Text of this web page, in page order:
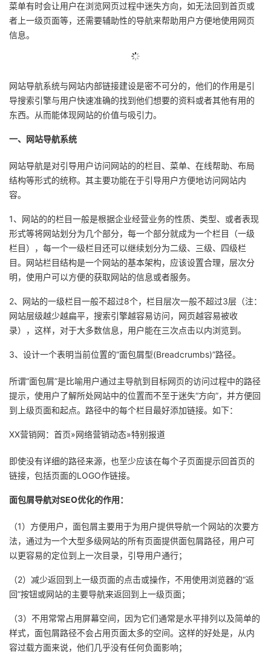
我
客
论
坛
的
圈
子
我
的
直
我
的
动
我
关
注
者
我
的
课
我
的
证
我
实
验
的
收
藏
支
的
技
术
持
我
的
云
建
议
菜单有时会让用户在浏览网页过程中迷失方向，如无法回到首页或
者上一级页面等，还需要辅助性的导航来帮助用户方便地使用网页
信息。
网站导航系统与网站内部链接建设是密不可分的，他们的作用是引
导搜索引擎与用户快速准确的找到他们想要的资料或者其他有用的
东西。从而能体现网站的价值与吸引力。
一、网站导航系统
网站导航是对引导用户访问网站的的栏目、菜单、在线帮助、布局
结构等形式的统称。其主要功能在于引导用户方便地访问网站内
容。
1、网站的的栏目一般是根据企业经营业务的性质、类型、或者表现
形式等将网站划分为几个部分，每一个部分就成为一个栏目（一级
栏目），每一个一级栏目还可以继续划分为二级、三级、四级栏
目。网站栏目结构是一个网站的基本架构，应该设置合理，层次分
明，使用户可以方便的获取网站的信息或者服务。
2、网站的一级栏目一般不超过8个，栏目层次一般不超过3层（注：
网站层级越少越扁平，搜索引擎越容易访问，网页越容易被收
录），这样，对于大多数信息，用户能在三次点击以内浏览到。
3、设计一个表明当前位置的“面包屑型(Breadcrumbs)”路径。
所谓“面包屑”是比喻用户通过主导航到目标网页的访问过程中的路径
提示，使用户了解所处网站中的位置而不至于迷失“方向”，并方便回
到上级页面和起点。路径中的每个栏目最好添加链接。如下：
XX营销网：首页»网络营销动态»特别报道
即使没有详细的路径来源，也至少应该在每个子页面提示回首页的
链接，包括页面的LOGO作链接。
面包屑导航对SEO优化的作用：
（1）方便用户，面包屑主要用于为用户提供导航一个网站的次要方
法，通过为一个大型多级网站的所有页面提供面包屑路径，用户可
以更容易的定位到上一次目录，引导用户通行；
（2）减少返回到上一级页面的点击或操作，不用使用浏览器的“返
回”按钮或网站的主要导航来返回到上一级页面；
（3）不用常常占用屏幕空间，因为它们通常是水平排列以及简单的
样式，面包屑路径不会占用页面太多的空间。这样的好处是，从内
容过载方面来说，他们几乎没有任何负面影响；